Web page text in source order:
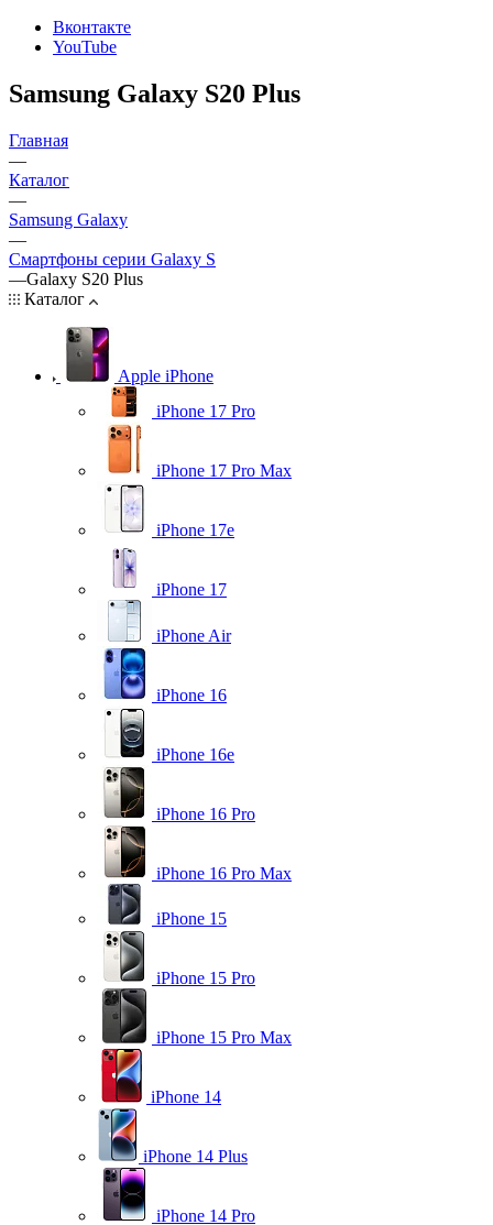
Вконтакте
YouTube
Samsung Galaxy S20 Plus
Главная
—
Каталог
—
Samsung Galaxy
—
Смартфоны серии Galaxy S
—Galaxy S20 Plus
Каталог
Apple iPhone
iPhone 17 Pro
iPhone 17 Pro Max
iPhone 17e
iPhone 17
iPhone Air
iPhone 16
iPhone 16e
iPhone 16 Pro
iPhone 16 Pro Max
iPhone 15
iPhone 15 Pro
iPhone 15 Pro Max
iPhone 14
iPhone 14 Plus
iPhone 14 Pro